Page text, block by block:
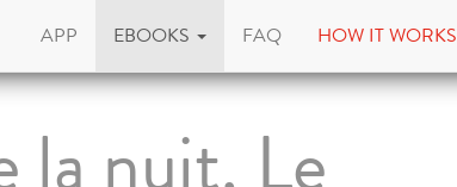
APP EBOOKS FAQ HOW IT WORKS
la nuit, Le